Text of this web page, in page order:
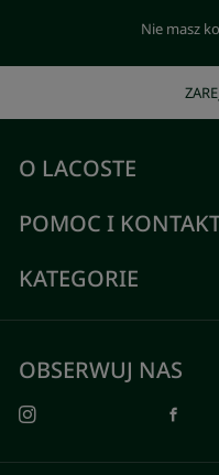
Nie masz
O LACOSTE
POMOC I
KATEGORIE
OBSERWUJ NAS